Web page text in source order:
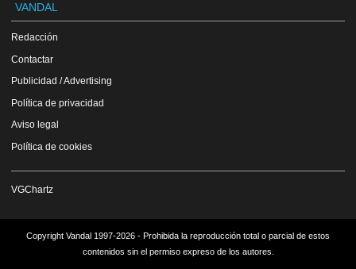
VANDAL
Redacción
Contactar
Publicidad / Advertising
Política de privacidad
Aviso legal
Política de cookies
VGChartz
Copyright Vandal 1997-2026 - Prohibida la reproducción total o parcial de estos
contenidos sin el permiso expreso de los autores.